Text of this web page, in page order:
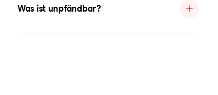
Was ist unpfändbar?